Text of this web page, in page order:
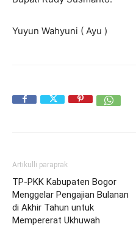
Yuyun Wahyuni ( Ayu )
Artikulli paraprak
TP-PKK Kabupaten Bogor
Menggelar Pengajian Bulanan
di Akhir Tahun untuk
Mempererat Ukhuwah